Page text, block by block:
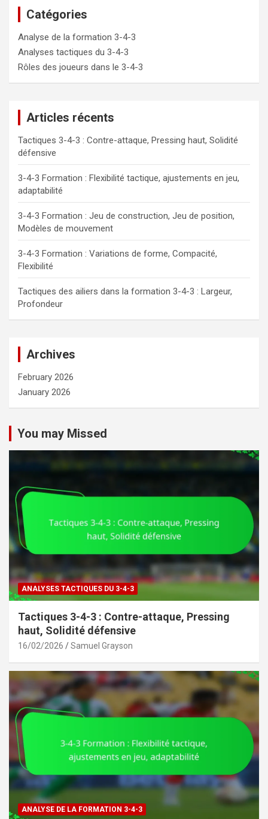
Catégories
Analyse de la formation 3-4-3
Analyses tactiques du 3-4-3
Rôles des joueurs dans le 3-4-3
Articles récents
Tactiques 3-4-3 : Contre-attaque, Pressing haut, Solidité
défensive
3-4-3 Formation : Flexibilité tactique, ajustements en jeu,
adaptabilité
3-4-3 Formation : Jeu de construction, Jeu de position,
Modèles de mouvement
3-4-3 Formation : Variations de forme, Compacité,
Flexibilité
Tactiques des ailiers dans la formation 3-4-3 : Largeur,
Profondeur
Archives
February 2026
January 2026
You may Missed
ANALYSES TACTIQUES DU 3-4-3
Tactiques 3-4-3 : Contre-attaque, Pressing
haut, Solidité défensive
16/02/2026 Samuel Grayson
ANALYSE DE LA FORMATION 3-4-3